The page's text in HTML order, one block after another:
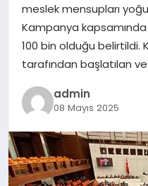
SPOR
TEKNOLOJI
YAŞAM
meslek mensupları
Kampanya kapsamında
100 bin olduğu belirtildi.
tarafından başlatılan
admin
08 Mayıs 2025